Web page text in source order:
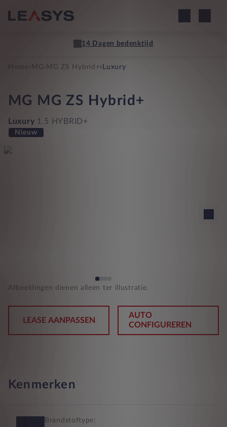
14 Dagen bedenktijd
Home › MG › MG ZS Hybrid+› Luxury
MG MG ZS Hybrid+
Luxury 1.5 HYBRID+
Nieuw
Afbeeldingen dienen alleen ter illustratie.
LEASE AANPASSEN
AUTO
CONFIGUREREN
Kenmerken
Brandstoftype: